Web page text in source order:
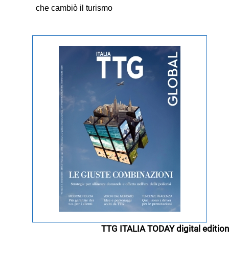
che cambiò il turismo
TTG ITALIA TODAY digital edition